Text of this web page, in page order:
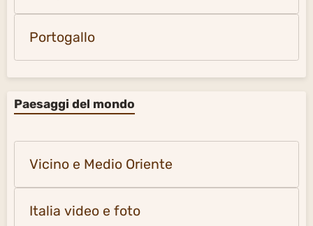
Portogallo
Paesaggi del mondo
Vicino e Medio Oriente
Italia video e foto